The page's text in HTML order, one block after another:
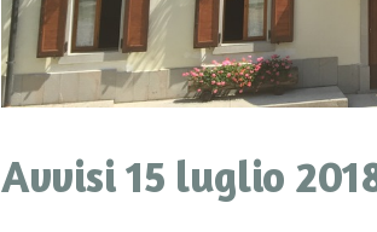
Avvisi 15 luglio